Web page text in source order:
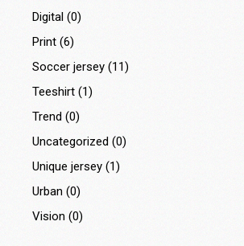
Digital (0)
Print (6)
Soccer jersey (11)
Teeshirt (1)
Trend (0)
Uncategorized (0)
Unique jersey (1)
Urban (0)
Vision (0)